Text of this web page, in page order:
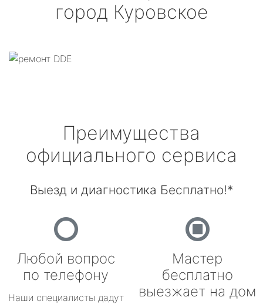
город Куровское
Преимущества
официального сервиса
Выезд и диагностика Бесплатно!*
Любой вопрос
по телефону
Наши специалисты дадут
Мастер
бесплатно
выезжает на дом